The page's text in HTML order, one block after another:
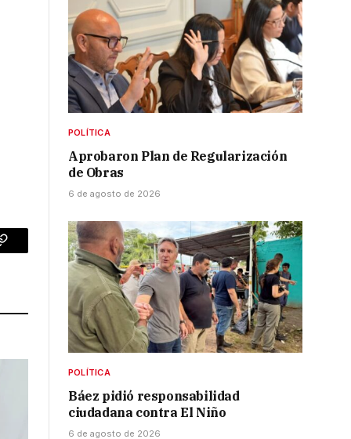
Copy
POLÍTICA
Aprobaron Plan de Regularización
de Obras
6 de agosto de 2026
POLÍTICA
Báez pidió responsabilidad
ciudadana contra El Niño
6 de agosto de 2026